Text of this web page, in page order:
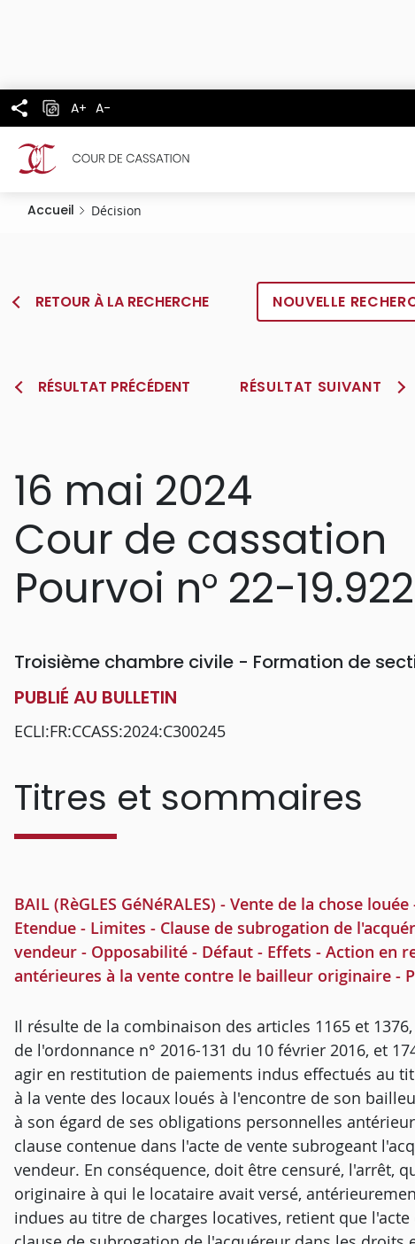
A+ A-
Accueil Décision
RETOUR À LA RECHERCHE NOUVELLE
RÉSULTAT PRÉCÉDENT RÉSULTAT SUIVANT
16 mai 2024
Cour de cassation
Pourvoi n° 22-19.922
Troisième chambre civile - Formation de
PUBLIÉ AU BULLETIN
ECLI:FR:CCASS:2024:C300245
Titres et sommaires
BAIL (RèGLES GéNéRALES) - Vente de la chose
Etendue - Limites - Clause de subrogation de
vendeur - Opposabilité - Défaut - Effets - Action en
antérieures à la vente contre le bailleur originaire -
Il résulte de la combinaison des articles 1165 et
de l'ordonnance n° 2016-131 du 10 février 2016, et
agir en restitution de paiements indus effectués au
à la vente des locaux loués à l'encontre de son
à son égard de ses obligations personnelles
clause contenue dans l'acte de vente subrogeant
vendeur. En conséquence, doit être censuré, l'arrêt,
originaire à qui le locataire avait versé,
indues au titre de charges locatives, retient que